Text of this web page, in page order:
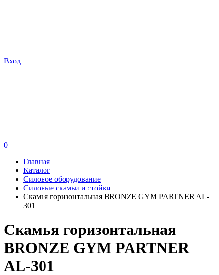
Вход
0
Главная
Каталог
Силовое оборудование
Силовые скамьи и стойки
Скамья горизонтальная BRONZE GYM PARTNER AL-
301
Скамья горизонтальная
BRONZE GYM PARTNER
AL-301